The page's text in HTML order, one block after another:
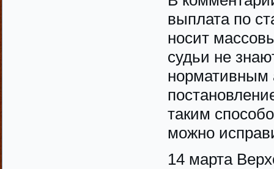
выплата по
носит
судьи не
нормативным
таким
можно
14 марта